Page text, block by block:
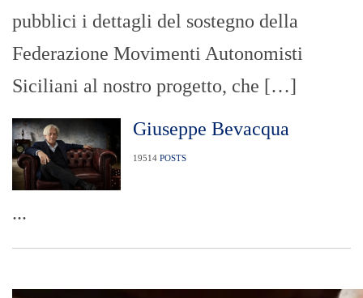
pubblici i dettagli del sostegno della
Federazione Movimenti Autonomisti
Siciliani al nostro progetto, che […]
Giuseppe Bevacqua
19514 POSTS
...